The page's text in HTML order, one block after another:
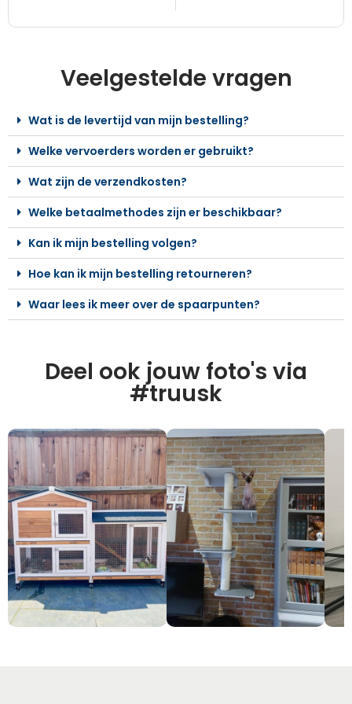
Veelgestelde vragen
Wat is de levertijd van mijn bestelling?
Welke vervoerders worden er gebruikt?
Wat zijn de verzendkosten?
Welke betaalmethodes zijn er beschikbaar?
Kan ik mijn bestelling volgen?
Hoe kan ik mijn bestelling retourneren?
Waar lees ik meer over de spaarpunten?
Deel ook jouw foto's via
#truusk